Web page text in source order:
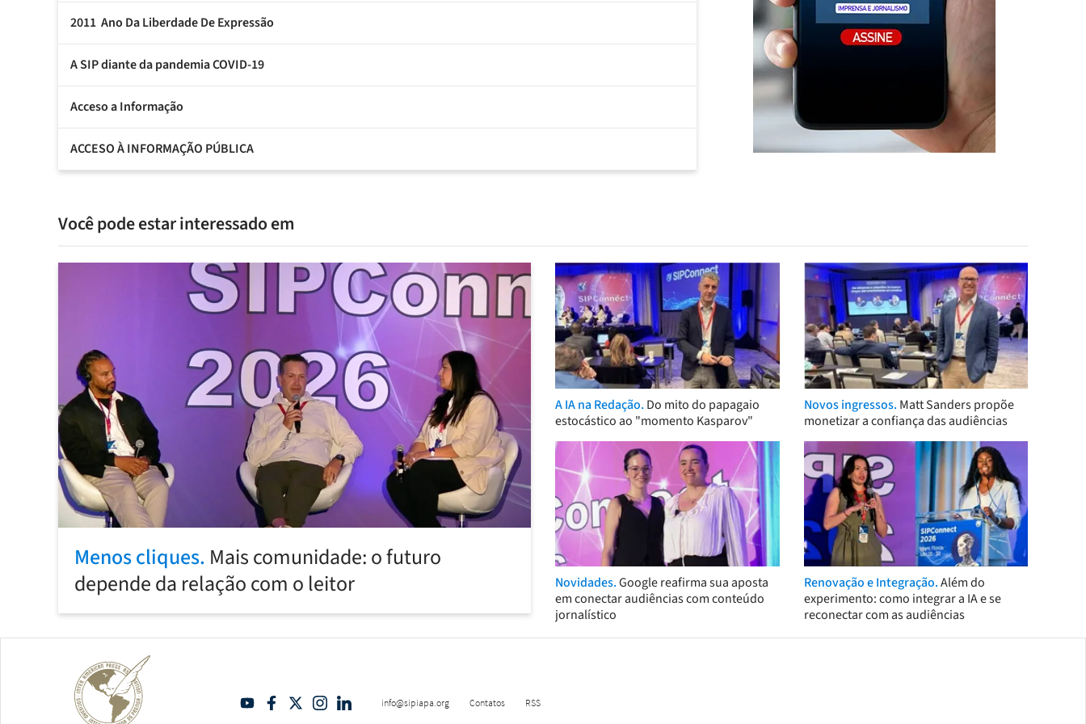
2011  Ano Da Liberdade De Expressão
A SIP diante da pandemia COVID-19
Acceso a Informação
ACCESO À INFORMAÇÃO PÚBLICA
Você pode estar interessado em
Menos cliques. Mais comunidade: o futuro
depende da relação com o leitor
A IA na Redação. Do mito do papagaio
estocástico ao "momento Kasparov"
Novos ingressos. Matt Sanders propõe
monetizar a confiança das audiências
Novidades.Google reafirma sua aposta
em conectar audiências com conteúdo
jornalístico
Renovação e Integração.Além do
experimento: como integrar a IA e se
reconectar com as audiências
info@sipiapa.org Contatos RSS